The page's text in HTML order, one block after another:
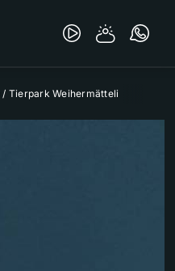
Tierpark Weihermätteli